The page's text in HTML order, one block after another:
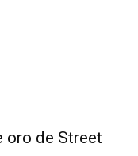
oro de Street